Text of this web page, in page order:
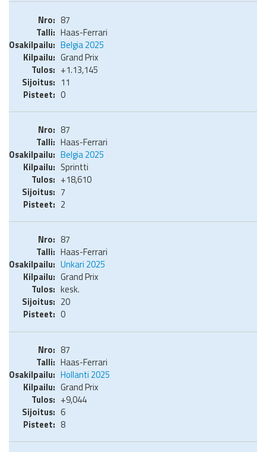
87
Haas-Ferrari
Belgia 2025
Grand Prix
+1.13,145
11
0
87
Haas-Ferrari
Belgia 2025
Sprintti
+18,610
7
2
87
Haas-Ferrari
Unkari 2025
Grand Prix
kesk.
20
0
87
Haas-Ferrari
Hollanti 2025
Grand Prix
+9,044
6
8